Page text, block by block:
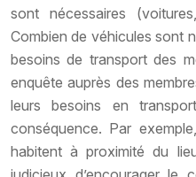
sont nécessaires
Combien de véhicules sont
besoins de transport des
enquête auprès des
leurs besoins en
conséquence. Par
habitent à proximité du